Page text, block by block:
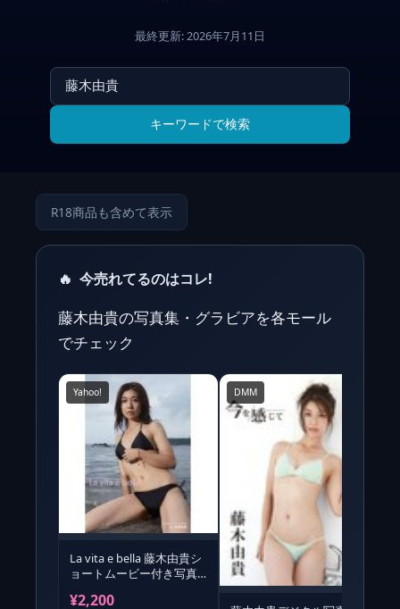
最終更新: 2026年7月11日
キーワードで検索
R18商品も含めて表示
🔥 今売れてるのはコレ!
藤木由貴の写真集・グラビアを各モール
でチェック
Yahoo!
La vita e bella 藤木由貴シ
ョートムービー付き写真
¥2,200
DMM